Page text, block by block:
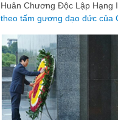
Huân Chương Độc Lập Hạng
theo tấm gương đạo đức của